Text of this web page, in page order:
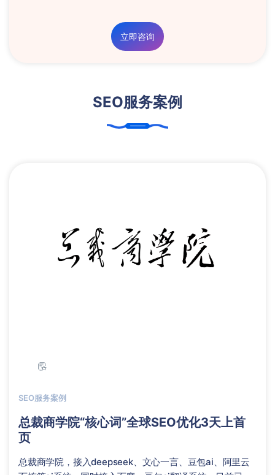
立即咨询
SEO服务案例
SEO服务案例
总裁商学院“核心词”全球SEO优化3天上首
页
总裁商学院，接入deepseek、文心一言、豆包ai、阿里云